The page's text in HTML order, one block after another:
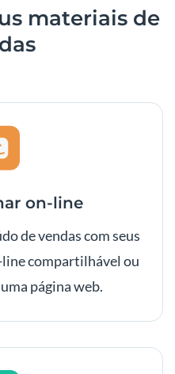
materiais de
on-line
de vendas com seus
compartilhável ou
página web.